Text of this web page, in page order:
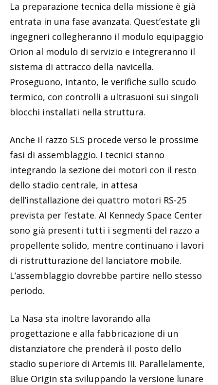
La preparazione tecnica della missione è già
entrata in una fase avanzata. Quest’estate gli
ingegneri collegheranno il modulo equipaggio
Orion al modulo di servizio e integreranno il
sistema di attracco della navicella.
Proseguono, intanto, le verifiche sullo scudo
termico, con controlli a ultrasuoni sui singoli
blocchi installati nella struttura.
Anche il razzo SLS procede verso le prossime
fasi di assemblaggio. I tecnici stanno
integrando la sezione dei motori con il resto
dello stadio centrale, in attesa
dell’installazione dei quattro motori RS-25
prevista per l’estate. Al Kennedy Space Center
sono già presenti tutti i segmenti del razzo a
propellente solido, mentre continuano i lavori
di ristrutturazione del lanciatore mobile.
L’assemblaggio dovrebbe partire nello stesso
periodo.
La Nasa sta inoltre lavorando alla
progettazione e alla fabbricazione di un
distanziatore che prenderà il posto dello
stadio superiore di Artemis III. Parallelamente,
Blue Origin sta sviluppando la versione lunare